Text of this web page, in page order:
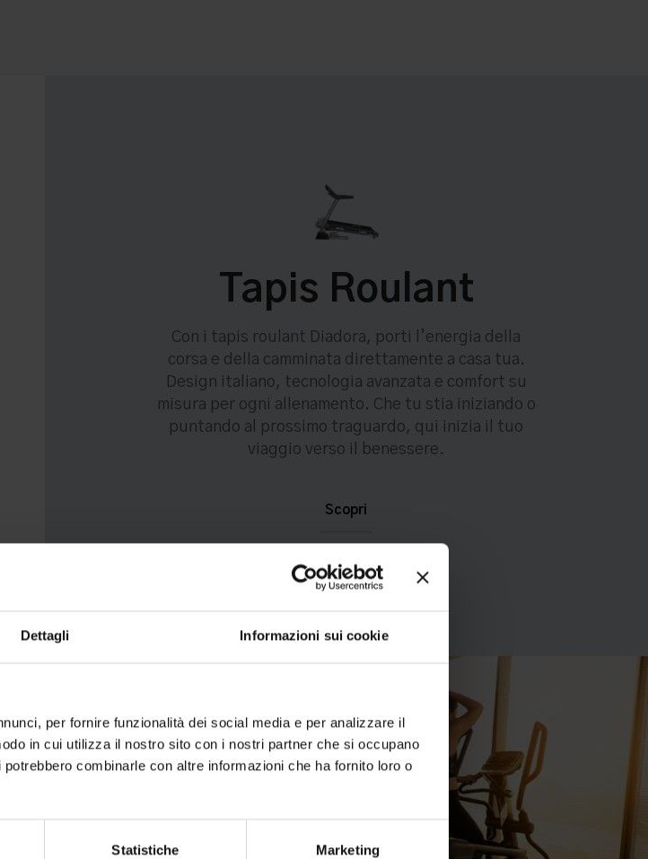
Dettagli Informazioni sui cookie
per fornire funzionalità dei social media e per analizzare il
in cui utilizza il nostro sito con i nostri partner che si occupano
combinarle con altre informazioni che ha fornito loro o
Statistiche Marketing
Tapis Roulant
Con i tapis roulant Diadora, porti l’energia della
corsa e della camminata direttamente a casa tua.
Design italiano, tecnologia avanzata e comfort su
misura per ogni allenamento. Che tu stia iniziando o
puntando al prossimo traguardo, qui inizia il tuo
viaggio verso il benessere.
Scopri